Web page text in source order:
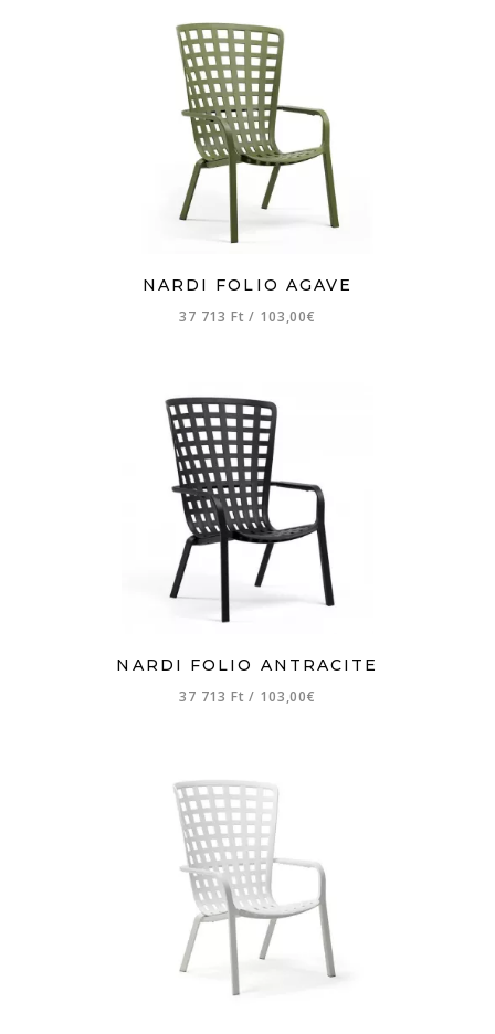
NARDI FOLIO AGAVE
37 713 Ft/ 103,00€
NARDI FOLIO ANTRACITE
37 713 Ft/ 103,00€